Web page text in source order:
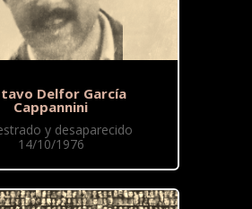
Delfor García
Cappannini
y desaparecido
14/10/1976